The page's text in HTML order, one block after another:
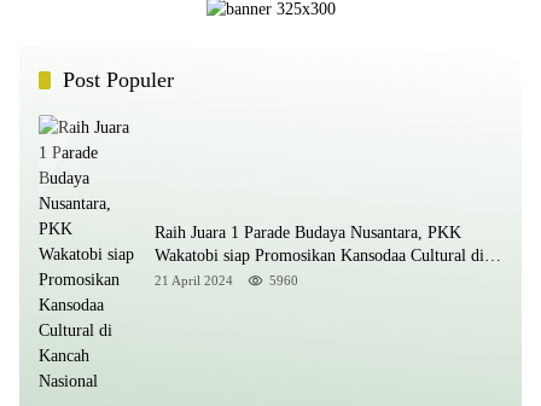
Post Populer
Raih Juara 1 Parade Budaya Nusantara, PKK
Wakatobi siap Promosikan Kansodaa Cultural di
Kancah Nasional
21 April 2024 5960